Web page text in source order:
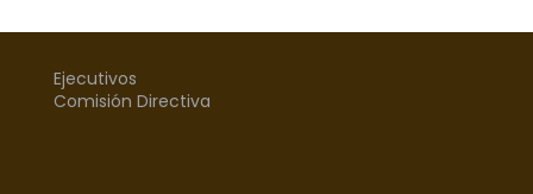
Ejecutivos
Comisión Directiva